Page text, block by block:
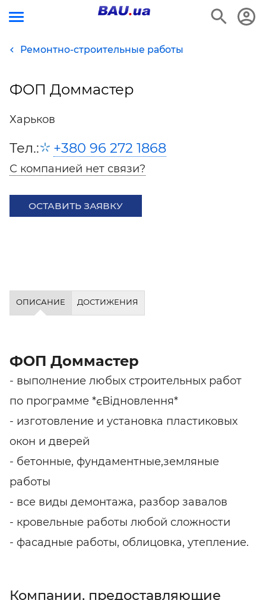
Ремонтно-строительные работы
ФОП Доммастер
Харьков
Тел.: +380 96 272 1868
С компанией нет связи?
ОСТАВИТЬ ЗАЯВКУ
ОПИСАНИЕ ДОСТИЖЕНИЯ
ФОП Доммастер
- выполнение любых строительных работ
по программе *єВідновлення*
- изготовление и установка пластиковых
окон и дверей
- бетонные, фундаментные,земляные
работы
- все виды демонтажа, разбор завалов
- кровельные работы любой сложности
- фасадные работы, облицовка, утепление.
Компании, предоставляющие